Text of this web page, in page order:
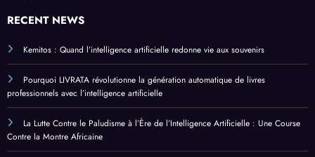
RECENT NEWS
Kemitos : Quand l’intelligence artificielle redonne vie aux souvenirs
Pourquoi LIVRATA révolutionne la génération automatique de livres
professionnels avec l’intelligence artificielle
La Lutte Contre le Paludisme à l’Ère de l’Intelligence Artificielle : Une Course
Contre la Montre Africaine